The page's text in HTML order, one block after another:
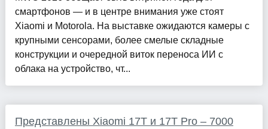
смартфонов — и в центре внимания уже стоят
Xiaomi и Motorola. На выставке ожидаются камеры с
крупными сенсорами, более смелые складные
конструкции и очередной виток переноса ИИ с
облака на устройство, чт...
Представлены Xiaomi 17T и 17T Pro – 7000